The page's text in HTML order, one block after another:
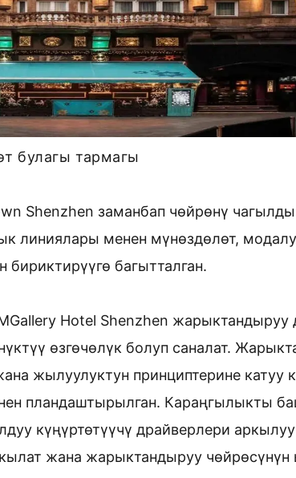
булагы тармагы
Shenzhen заманбап чөйрөнү
линиялары менен мүнөздөлөт,
багытталган.
Hotel Shenzhen жарыктандыруу
өзгөчөлүк болуп саналат.
жылуулуктун принциптерине катуу
пландаштырылган. Караңгылыкты
күңүртөтүүчү драйверлери
жана жарыктандыруу чөйрөсүнүн